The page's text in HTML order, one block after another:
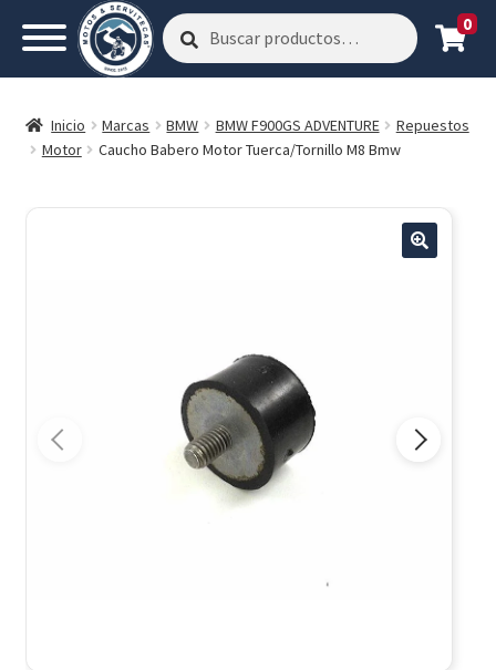
Buscar
por:
Buscar 0
Inicio Marcas BMW BMW F900GS ADVENTURE
Repuestos
Motor
Caucho Babero Motor Tuerca/Tornillo M8 Bmw